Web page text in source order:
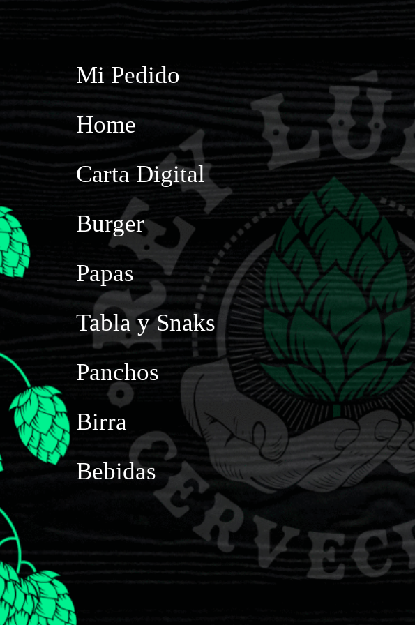
Mi Pedido
Home
Carta Digital
Burger
Papas
Tabla y Snaks
Panchos
Birra
Bebidas
33-5395